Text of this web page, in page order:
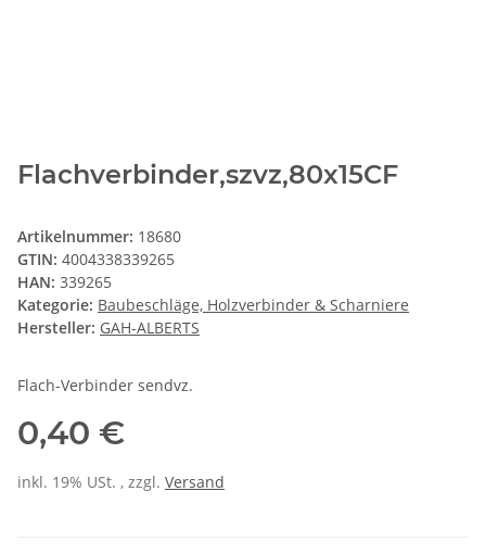
Flachverbinder,szvz,80x15CF
Artikelnummer: 18680
GTIN: 4004338339265
HAN: 339265
Kategorie: Baubeschläge, Holzverbinder & Scharniere
Hersteller: GAH-ALBERTS
Flach-Verbinder sendvz.
0,40 €
inkl. 19% USt. , zzgl. Versand